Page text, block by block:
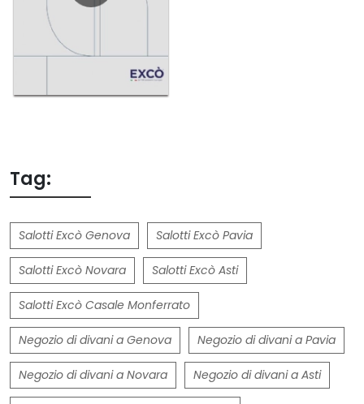
Tag:
Salotti Excò Genova Salotti Excò Pavia
Salotti Excò Novara Salotti Excò Asti
Salotti Excò Casale Monferrato
Negozio di divani a Genova Negozio di divani a Pavia
Negozio di divani a Novara Negozio di divani a Asti